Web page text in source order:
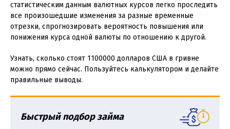
статистическим данным валютных курсов легко проследить
все произошедшие изменения за разные временные
отрезки, спрогнозировать вероятность повышения или
понижения курса одной валюты по отношению к другой.
Узнать, сколько стоят 1100000 долларов США в гривне
можно прямо сейчас. Пользуйтесь калькулятором и делайте
правильные выводы.
Быстрый подбор займа